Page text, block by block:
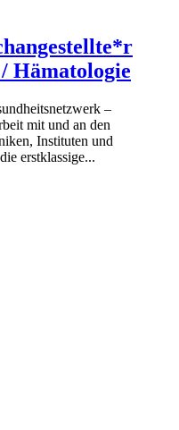
Hämatologie
–
mit und an den
Instituten und
erstklassige...